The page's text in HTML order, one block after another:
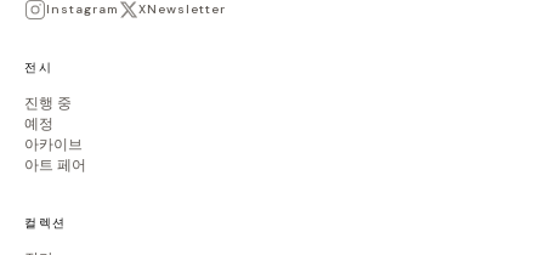
Instagram XNewsletter
전시
진행 중
예정
아카이브
아트 페어
컬렉션